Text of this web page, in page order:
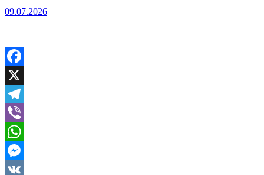
09.07.2026
Facebook
X
Telegram
Viber
WhatsApp
Messenger